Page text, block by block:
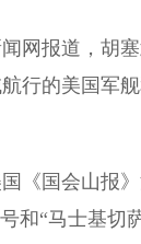
报道，胡塞
行的美国军
国会山报》
和“马士基切